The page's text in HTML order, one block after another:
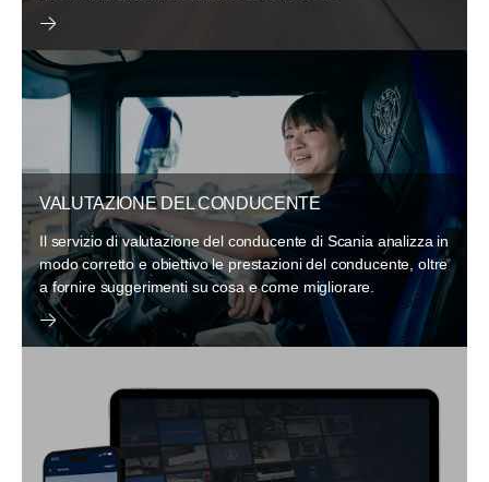
VALUTAZIONE DEL CONDUCENTE
Il servizio di valutazione del conducente di Scania analizza in
modo corretto e obiettivo le prestazioni del conducente, oltre
a fornire suggerimenti su cosa e come migliorare.